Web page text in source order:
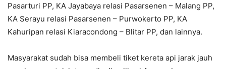
Pasarturi PP, KA Jayabaya relasi Pasarsenen – Malang PP,
KA Serayu relasi Pasarsenen – Purwokerto PP, KA
Kahuripan relasi Kiaracondong – Blitar PP, dan lainnya.
Masyarakat sudah bisa membeli tiket kereta api jarak jauh